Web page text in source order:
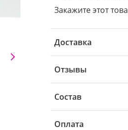
Закажите этот
Доставка
Отзывы
Состав
Оплата